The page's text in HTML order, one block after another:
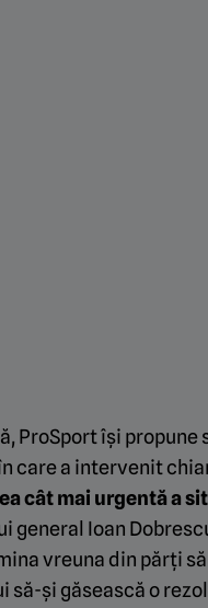
ProSport își
care a intervenit
cât mai urgentă a
general Ioan
vreuna din părți
să-și găsească o